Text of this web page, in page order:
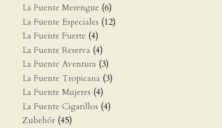
La Fuente Merengue (6)
La Fuente Especiales (12)
La Fuente Fuerte (4)
La Fuente Reserva (4)
La Fuente Aventura (3)
La Fuente Tropicana (3)
La Fuente Mujeres (4)
La Fuente Cigarillos (4)
Zubehör (45)